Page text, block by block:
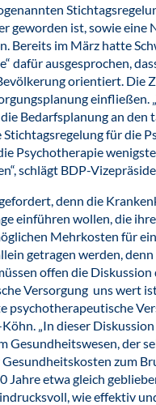
geworden ist, sowie eine
Bereits im März hatte
dafür ausgesprochen,
orientiert. Die
Bedarfsplanung an
für die
Psychotherapie
schlägt BDP-
denn die
einführen wollen, die
Mehrkosten für
getragen werden,
offen die
Versorgung uns wert
psychotherapeutische
„In dieser
Gesundheitswesen, der
Gesundheitskosten zum
Jahre etwa gleich
wie effektiv